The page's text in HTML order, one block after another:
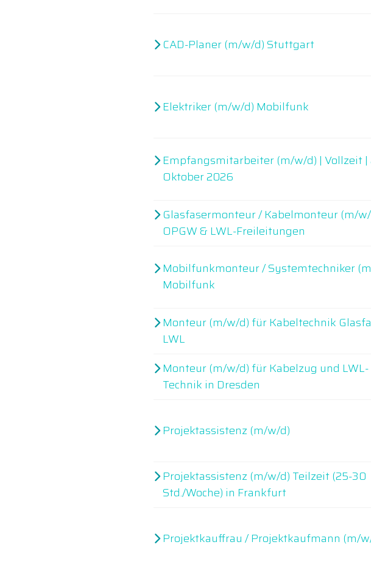
CAD-Planer (m/w/d) Stuttgart
Elektriker (m/w/d) Mobilfunk
Empfangsmitarbeiter (m/w/d) | Vollzeit |
Oktober 2026
Glasfasermonteur / Kabelmonteur (m/
OPGW & LWL-Freileitungen
Mobilfunkmonteur / Systemtechniker
Mobilfunk
Monteur (m/w/d) für Kabeltechnik
LWL
Monteur (m/w/d) für Kabelzug und LWL-
Technik in Dresden
Projektassistenz (m/w/d)
Projektassistenz (m/w/d) Teilzeit (25-30
Std./Woche) in Frankfurt
Projektkauffrau / Projektkaufmann (m/